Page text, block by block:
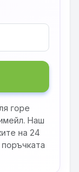
горе
Наш
на 24